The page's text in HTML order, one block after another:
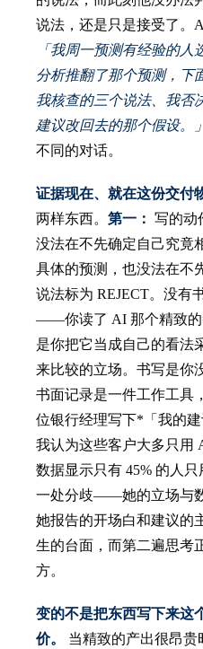
说法，还是只是接受了。
「我周一预测有经验的
分析推翻了那个预测，
我核查的三个说法、我否
建议改回去的那个假设。」
不同的对话。
证据现在、就在这份交付
两样东西。 第一： 写的动
没法在不先确定自己究竟
具体的预测，也没法在不
说法标为 REJECT。没有
——你读了 AI 那个精致的
是你把它当成自己的看法
来比较的立场。书写是你
书面记录是一件工作工具
位银行经理写下*「我的
我认为这些客户大多只用
数据显示只有 45% 的人
一处分歧——她的立场与
她报告的开场白和建议的
生的台面，而第二遍思考
方。
变的不是把东西写下来这
价。
当精致的产出很昂